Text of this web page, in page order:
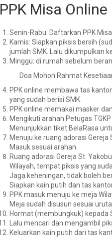
PPK Misa Online
Senin-Rabu: Daftarkan PPK
Kamis: Siapkan piksis bersih
jumlah SMK . Lalu dikumpulkan
Minggu: di rumah sebelum
Doa Mohon Rahmat
PPK online membawa tas
yang sudah berisi SMK.
PPK online memakai masker
Mengikuti arahan Petugas
Menunjukkan tiket BelaRasa
Menuju ke ruang adorasi Gereja
Masuk sesuai arahan.
Ruang adorasi Gereja St.
Wilayah, tempat piksis yang
Jaga keheningan, tidak boleh
Siapkan kain putih dan tas
PPK masukmenuju ke meja
Meja sudah disusun sesuai
Hormat(membungkuk) kepada
Lalu mencari dan mengambil
Keluarkan kain putih dari tas